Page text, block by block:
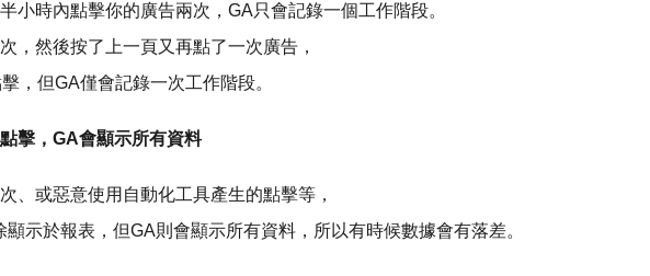
小時內點擊你的廣告兩次，GA只會記錄一個工作階段。
，然後按了上一頁又再點了一次廣告，
，但GA僅會記錄一次工作階段。
擊，GA會顯示所有資料
、或惡意使用自動化工具產生的點擊等，
示於報表，但GA則會顯示所有資料，所以有時候數據會有落差。